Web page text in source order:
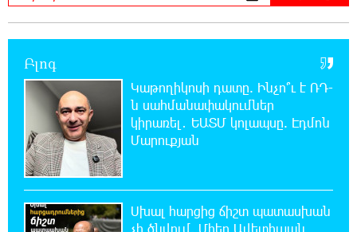
22:07:09 8-08-2026
Արտակարգ դեպք՝ Երևանում․ կոտրել են
«Հույս բոլոր մարդկանց» հիմնադրամի
շենքի պատուհաններն ու դռները
21:48:41 8-08-2026
Ալիևն ու Թրամփը հեռախոսազրույց են
Բլոգ
Կաթողիկոսի դատը. Ինչո՞ւ է ՌԴ-
ն սահմանափակումներ
կիրառել․ ԵԱՏՄ կոլապսը. Էդմոն
Մարուքյան
Սխալ հարցից ճիշտ պատասխան
չի ծնվում. Մհեր Ավետիսյան